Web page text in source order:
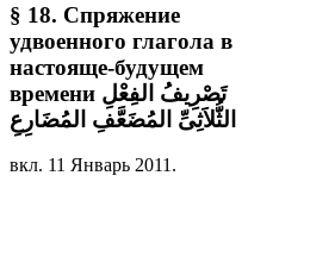
§ 18. Спряжение
удвоенного глагола в
настояще-будущем
времени تَصْرِيفُ الفِعْلِ
الثُّلاَثِىِّ المُضَعَّفِ المُضَارِعِ
вкл. 11 Январь 2011.